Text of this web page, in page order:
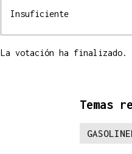
Insuficiente
La votación ha finalizado.
Temas